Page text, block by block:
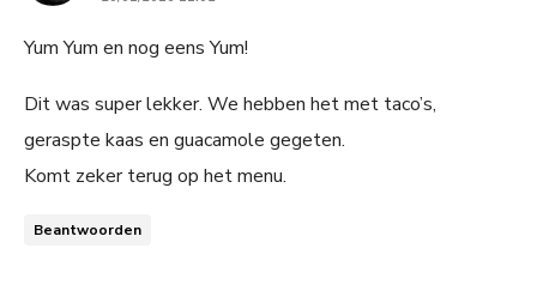
Yum Yum en nog eens Yum!
Dit was super lekker. We hebben het met taco’s,
geraspte kaas en guacamole gegeten.
Komt zeker terug op het menu.
Beantwoorden